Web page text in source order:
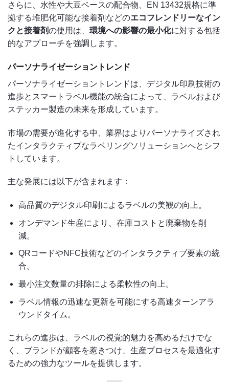
さらに、水性や大豆ベースの配合物、EN 13432規格に準
拠する堆肥化可能な接着剤などのエコフレンドリーなイン
クと接着剤の使用は、 環境への影響の最小化に対する包括
的なアプローチを強調します。
パーソナライゼーショントレンド
パーソナライゼーショントレンドは、デジタル印刷技術の
進歩とスマートラベル機能の統合によって、ラベルおよび
ステッカー製造の未来を形成しています。
市場の需要が進化する中、業界はよりパーソナライズされ
たインタラクティブなラベリングソリューションへとシフ
トしています。
主な発展には以下が含まれます：
高品質のデジタル印刷によるラベルの美観の向上。
オンデマンド生産により、在庫コストと廃棄物を削
減。
QRコードやNFC技術などのインタラクティブ要素の統
合。
最小注文数量の排除による柔軟性の向上。
ラベル情報の迅速な更新を可能にする高速ターンアラ
ウンドタイム。
これらの進歩は、ラベルの視覚的魅力を高めるだけでな
く、ブランドが顧客を惹きつけ、生産プロセスを最適化す
るための強力なツールを提供します。